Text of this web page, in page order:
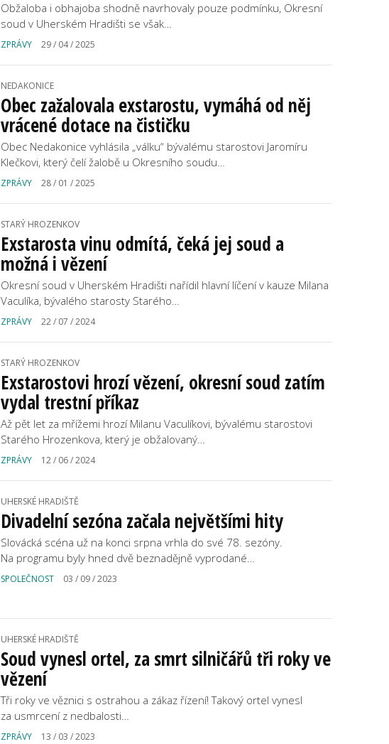
Obžaloba i obhajoba shodně navrhovaly pouze podmínku, Okresní
soud v Uherském Hradišti se však…
ZPRÁVY 29 / 04 / 2025
NEDAKONICE
Obec zažalovala exstarostu, vymáhá od něj
vrácené dotace na čističku
Obec Nedakonice vyhlásila „válku“ bývalému starostovi Jaromíru
Klečkovi, který čelí žalobě u Okresního soudu…
ZPRÁVY 28 / 01 / 2025
STARÝ HROZENKOV
Exstarosta vinu odmítá, čeká jej soud a
možná i vězení
Okresní soud v Uherském Hradišti nařídil hlavní líčení v kauze Milana
Vaculíka, bývalého starosty Starého…
ZPRÁVY 22 / 07 / 2024
STARÝ HROZENKOV
Exstarostovi hrozí vězení, okresní soud zatím
vydal trestní příkaz
Až pět let za mřížemi hrozí Milanu Vaculíkovi, bývalému starostovi
Starého Hrozenkova, který je obžalovaný…
ZPRÁVY 12 / 06 / 2024
UHERSKÉ HRADIŠTĚ
Divadelní sezóna začala největšími hity
Slovácká scéna už na konci srpna vrhla do své 78. sezóny.
Na programu byly hned dvě beznadějně vyprodané…
SPOLEČNOST 03 / 09 / 2023
UHERSKÉ HRADIŠTĚ
Soud vynesl ortel, za smrt silničářů tři roky ve
vězení
Tři roky ve věznici s ostrahou a zákaz řízení! Takový ortel vynesl
za usmrcení z nedbalosti…
ZPRÁVY 13 / 03 / 2023